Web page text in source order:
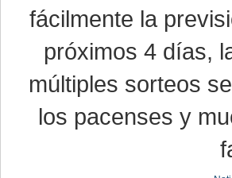
fácilmente la
próximos 4 días,
múltiples sorteos
los pacenses y